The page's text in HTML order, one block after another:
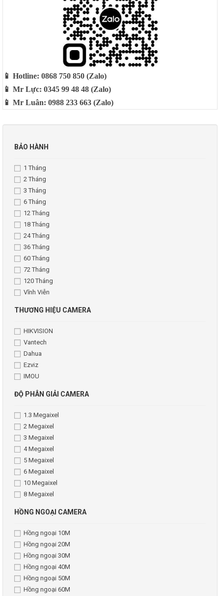
📱 Hotline: 0868 750 850 (Zalo)
📱 Mr Lực: 0345 99 48 48 (Zalo)
📱 Mr Luân: 0988 233 663 (Zalo)
BẢO HÀNH
1 Tháng
2 Tháng
3 Tháng
6 Tháng
12 Tháng
18 Tháng
24 Tháng
36 Tháng
60 Tháng
72 Tháng
120 Tháng
Vĩnh Viễn
THƯƠNG HIỆU CAMERA
HIKVISION
Vantech
Dahua
Ezviz
IMOU
ĐỘ PHÂN GIẢI CAMERA
1.3 Megaixel
2 Megaixel
3 Megaixel
4 Megaixel
5 Megaixel
6 Megaixel
10 Megaixel
8 Megaixel
HỒNG NGOẠI CAMERA
Hồng ngoại 10M
Hồng ngoại 20M
Hồng ngoại 30M
Hồng ngoại 40M
Hồng ngoại 50M
Hồng ngoại 60M